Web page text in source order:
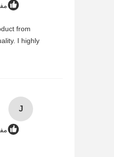
from
I highly
J